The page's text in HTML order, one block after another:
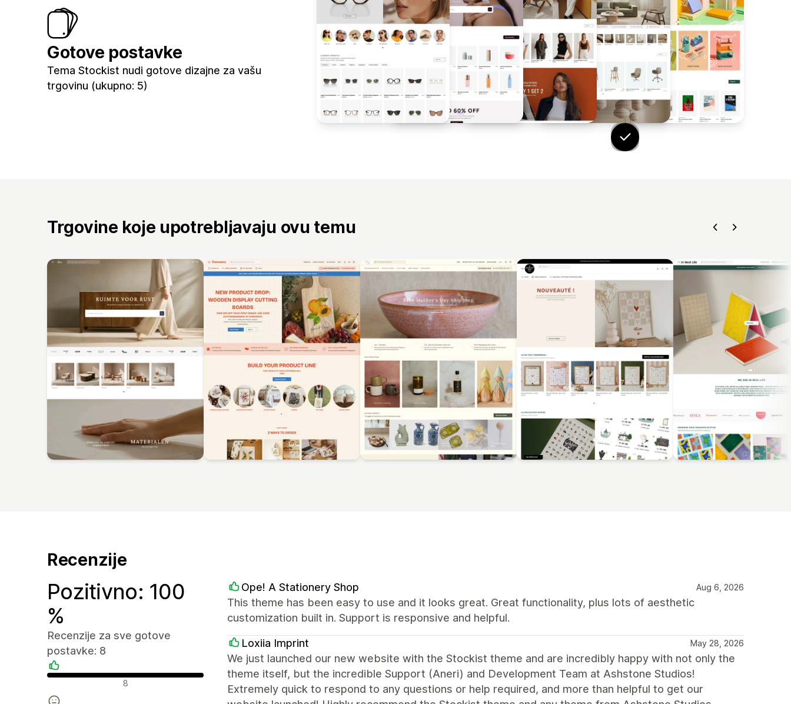
Gotove postavke
Tema Stockist nudi gotove dizajne za vašu
trgovinu (ukupno: 5)
Trgovine koje upotrebljavaju ovu temu
Recenzije
Pozitivno: 100
%
Recenzije za sve gotove
postavke: 8
Pozitivne recenzije
8
Ope! A Stationery Shop Aug 6, 2026
This theme has been easy to use and it looks great. Great functionality, plus lots of aesthetic
customization built in. Support is responsive and helpful.
Loxiia Imprint May 28, 2026
We just launched our new website with the Stockist theme and are incredibly happy with not only the
theme itself, but the incredible Support (Aneri) and Development Team at Ashstone Studios!
Extremely quick to respond to any questions or help required, and more than helpful to get our